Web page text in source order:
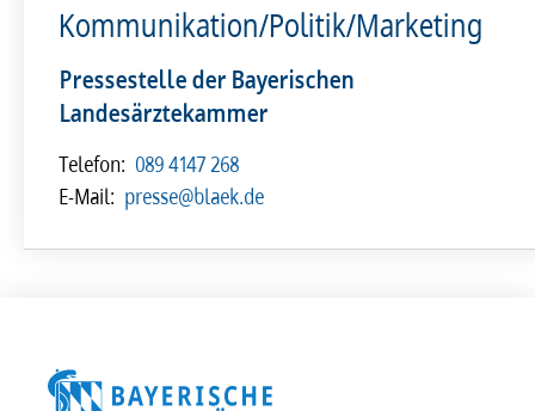
Kommunikation/Politik/Marketing
Pressestelle der Bayerischen
Landesärztekammer
Telefon: 089 4147 268
E-Mail: presse@blaek.de